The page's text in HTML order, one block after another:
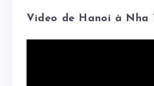
Video de Hanoi à Nha